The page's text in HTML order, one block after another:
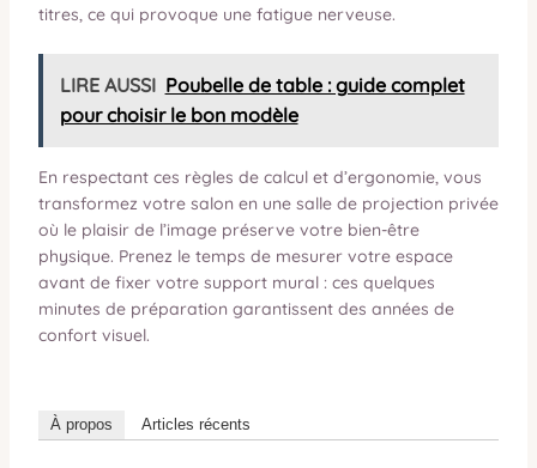
titres, ce qui provoque une fatigue nerveuse.
LIRE AUSSI Poubelle de table : guide complet
pour choisir le bon modèle
En respectant ces règles de calcul et d’ergonomie, vous
transformez votre salon en une salle de projection privée
où le plaisir de l’image préserve votre bien-être
physique. Prenez le temps de mesurer votre espace
avant de fixer votre support mural : ces quelques
minutes de préparation garantissent des années de
confort visuel.
À propos Articles récents